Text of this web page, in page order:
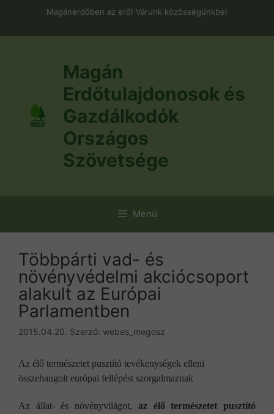
Magánerdőben az erő! Várunk közösségünkbe!
Magán
Erdőtulajdonosok és
Gazdálkodók
Országos
Szövetsége
Menü
Többpárti vad- és
növényvédelmi akciócsoport
alakult az Európai
Parlamentben
2015.04.20. Szerző: webes_megosz
Az élő természetet pusztító tevékenységek elleni
összehangolt európai fellépést szorgalmaznak
Az állat- és növényvilágot, az élő természetet pusztító